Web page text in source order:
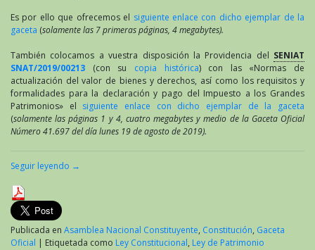
Es por ello que ofrecemos el siguiente enlace con dicho ejemplar de la
gaceta (solamente las 7 primeras páginas, 4 megabytes).
También colocamos a vuestra disposición la Providencia del SENIAT
SNAT/2019/00213 (con su copia histórica) con las «Normas de
actualización del valor de bienes y derechos, así como los requisitos y
formalidades para la declaración y pago del Impuesto a los Grandes
Patrimonios» el siguiente enlace con dicho ejemplar de la gaceta
(solamente las páginas 1 y 4, cuatro megabytes y medio de la Gaceta Oficial
Número 41.697 del día lunes 19 de agosto de 2019).
Seguir leyendo →
Publicada en Asamblea Nacional Constituyente, Constitución, Gaceta
Oficial
Etiquetada como Ley Constitucional, Ley de Patrimonio